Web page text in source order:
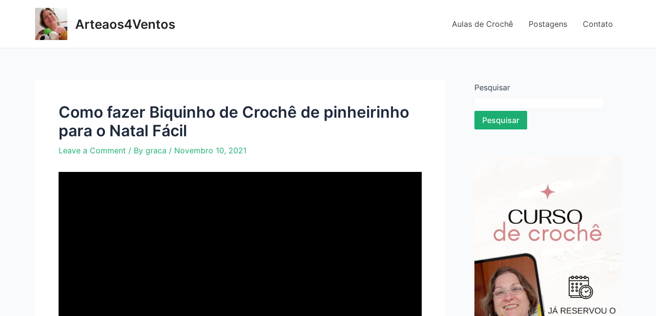
Arteaos4Ventos Aulas de Crochê Postagens Contato
Como fazer Biquinho de Crochê de pinheirinho
para o Natal Fácil
Leave a Comment / By graca / Novembro 10, 2021
Pesquisar
Pesquisar